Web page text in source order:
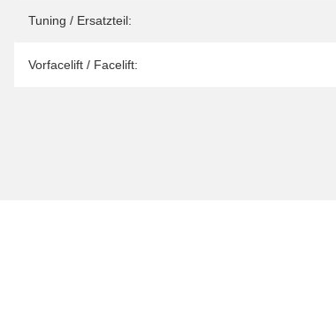
Tuning / Ersatzteil:
Vorfacelift / Facelift: